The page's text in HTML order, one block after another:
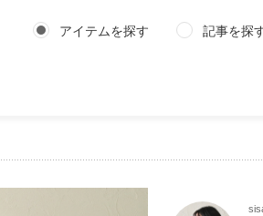
アイテムを探す 記事を探